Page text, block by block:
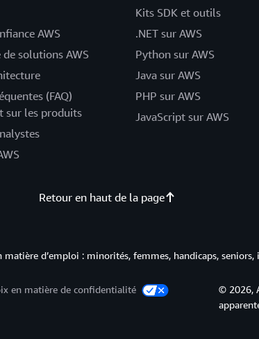
AWS
solutions AWS
(FAQ)
sur les produits
Kits SDK et outils
.NET sur AWS
Python sur AWS
Java sur AWS
PHP sur AWS
JavaScript sur AWS
Retour en haut de la page
d’emploi : minorités, femmes, handicaps, seniors,
en matière de confidentialité
© 2026,